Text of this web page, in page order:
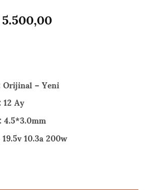
5.500,00Şuandaki
– Yeni
Ay
10.3a 200w
200W 4.5x3.0 mm Orjinal